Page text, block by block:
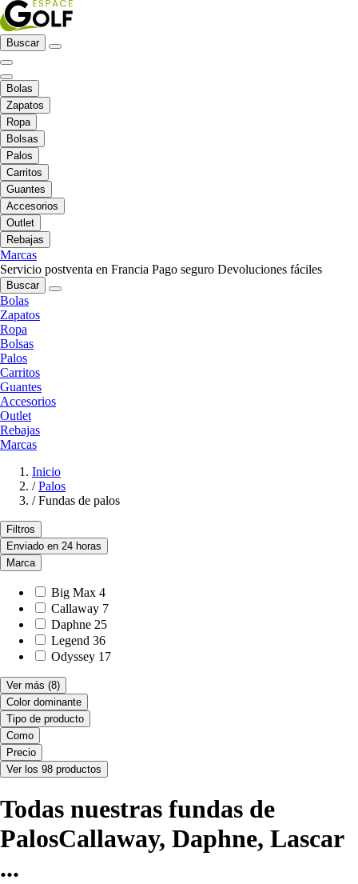
Buscar
Bolas
Zapatos
Ropa
Bolsas
Palos
Carritos
Guantes
Accesorios
Outlet
Rebajas
Marcas
Servicio postventa en Francia Pago seguro Devoluciones fáciles
Buscar
Bolas
Zapatos
Ropa
Bolsas
Palos
Carritos
Guantes
Accesorios
Outlet
Rebajas
Marcas
Inicio
/ Palos
/ Fundas de palos
Filtros
Enviado en 24 horas
Marca
Big Max 4
Callaway 7
Daphne 25
Legend 36
Odyssey 17
Ver más (8)
Color dominante
Tipo de producto
Como
Precio
Ver los 98 productos
Todas nuestras fundas de
PalosCallaway, Daphne, Lascar
...